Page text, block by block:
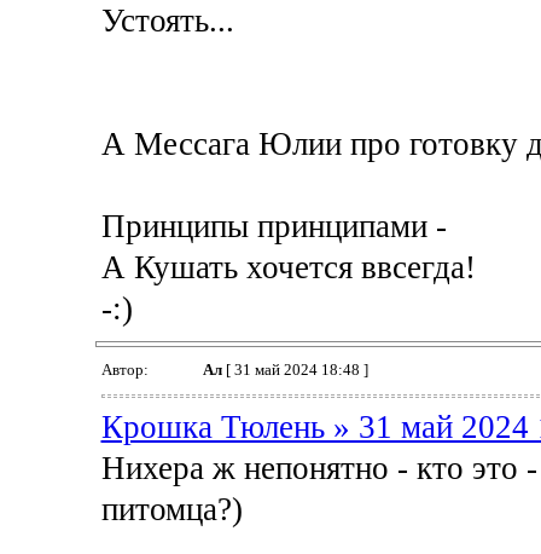
Устоять...
А Мессага Юлии про готовку
Принципы принципами -
А Кушать хочется ввсегда!
-:)
Автор: Ал[ 31 май 2024 18:48 ]
Крошка Тюлень » 31 май 2024
Нихера ж непонятно - кто это
питомца?)